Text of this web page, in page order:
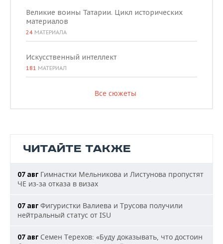
Великие воины Татарии. Цикл исторических
материалов
24 МАТЕРИАЛА
Искусственный интеллект
181 МАТЕРИАЛ
Все сюжеты
ЧИТАЙТЕ ТАКЖЕ
07 авг Гимнастки Мельникова и Листунова пропустят
ЧЕ из-за отказа в визах
07 авг Фигуристки Валиева и Трусова получили
нейтральный статус от ISU
07 авг Семен Терехов: «Буду доказывать, что достоин